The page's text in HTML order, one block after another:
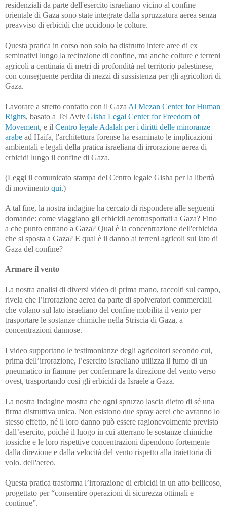
residenziali da parte dell'esercito israeliano vicino al confine
orientale di Gaza sono state integrate dalla spruzzatura aerea senza
preavviso di erbicidi che uccidono le colture.
Questa pratica in corso non solo ha distrutto intere aree di ex
seminativi lungo la recinzione di confine, ma anche colture e terreni
agricoli a centinaia di metri di profondità nel territorio palestinese,
con conseguente perdita di mezzi di sussistenza per gli agricoltori di
Gaza.
Lavorare a stretto contatto con il GazaAl Mezan Center for Human
Rights, basato a Tel Aviv Gisha Legal Center for Freedom of
Movement, e il Centro legale Adalah per i diritti delle minoranze
arabe ad Haifa, l'architettura forense ha esaminato le implicazioni
ambientali e legali della pratica israeliana di irrorazione aerea di
erbicidi lungo il confine di Gaza.
(Leggi il comunicato stampa del Centro legale Gisha per la libertà
di movimento qui.)
A tal fine, la nostra indagine ha cercato di rispondere alle seguenti
domande: come viaggiano gli erbicidi aerotrasportati a Gaza? Fino
a che punto entrano a Gaza? Qual è la concentrazione dell'erbicida
che si sposta a Gaza? E qual è il danno ai terreni agricoli sul lato di
Gaza del confine?
Armare il vento
La nostra analisi di diversi video di prima mano, raccolti sul campo,
rivela che l’irrorazione aerea da parte di spolveratori commerciali
che volano sul lato israeliano del confine mobilita il vento per
trasportare le sostanze chimiche nella Striscia di Gaza, a
concentrazioni dannose.
I video supportano le testimonianze degli agricoltori secondo cui,
prima dell’irrorazione, l’esercito israeliano utilizza il fumo di un
pneumatico in fiamme per confermare la direzione del vento verso
ovest, trasportando così gli erbicidi da Israele a Gaza.
La nostra indagine mostra che ogni spruzzo lascia dietro di sé una
firma distruttiva unica. Non esistono due spray aerei che avranno lo
stesso effetto, né il loro danno può essere ragionevolmente previsto
dall’esercito, poiché il luogo in cui atterrano le sostanze chimiche
tossiche e le loro rispettive concentrazioni dipendono fortemente
dalla direzione e dalla velocità del vento rispetto alla traiettoria di
volo. dell'aereo.
Questa pratica trasforma l’irrorazione di erbicidi in un atto bellicoso,
progettato per “consentire operazioni di sicurezza ottimali e
continue”.